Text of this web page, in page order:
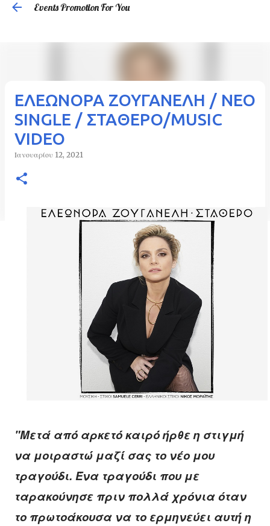
Events Promotion For You
ΕΛΕΩΝΟΡΑ ΖΟΥΓΑΝΕΛΗ / ΝΕΟ
SINGLE / ΣΤΑΘΕΡΟ/MUSIC
VIDEO
Ιανουαρίου 12, 2021
"Μετά από́ αρκετό́ καιρό́ ήρθε η στιγμή́
να μοιραστώ́ μαζί́ σας το νέο μου
τραγούδι. Ένα τραγούδι που με
ταρακούνησε πριν πολλά́ χρόνια όταν
το πρωτοάκουσα να το ερμηνεύει αυτή́ η